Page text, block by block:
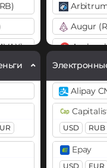
Token (BAT)
Augur
X Chain C
Axie
Band
Basic
BEP20
Alipay
USD RUB
Epay
USD EUR